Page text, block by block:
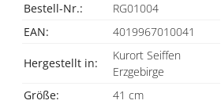
Bestell-Nr.:
RG01004
EAN:
4019967010041
Hergestellt in:
Kurort Seiffen
Erzgebirge
Größe:
41 cm